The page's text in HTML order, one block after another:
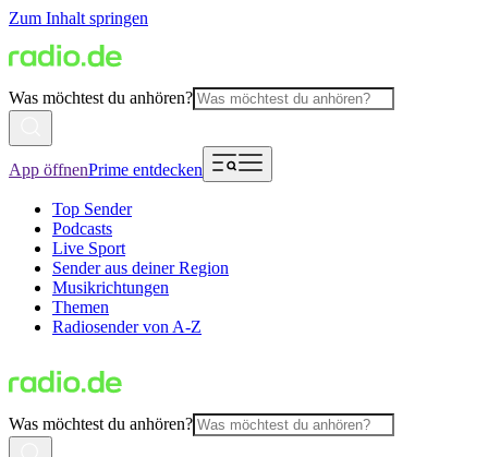
Zum Inhalt springen
Was möchtest du anhören?
App öffnenPrime entdecken
Top Sender
Podcasts
Live Sport
Sender aus deiner Region
Musikrichtungen
Themen
Radiosender von A-Z
Was möchtest du anhören?